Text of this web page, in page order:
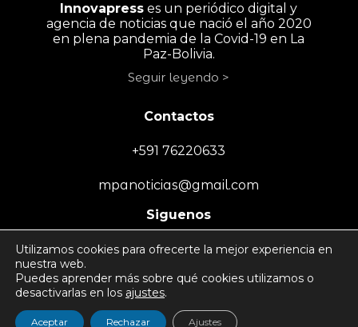
Innovapress es un periódico digital y
agencia de noticias que nació el año 2020
en plena pandemia de la Covid-19 en La
Paz-Bolivia.
Seguir leyendo >
Contactos
+591 76220633
mpanoticias@gmail.com
Siguenos
Todos los derechos reservados - Politica de Uso y
Utilizamos cookies para ofrecerte la mejor experiencia en
nuestra web.
Puedes aprender más sobre qué cookies utilizamos o
desactivarlas en los ajustes.
Aceptar Rechazar Ajustes